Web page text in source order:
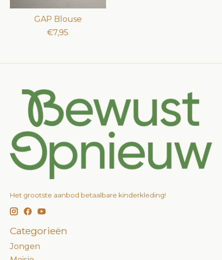
GAP Blouse
€7,95
Het grootste aanbod betaalbare kinderkleding!
Categorieën
Jongen